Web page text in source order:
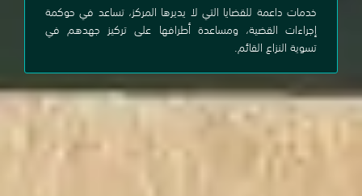
خدمات داعمة للقضايا التي لا يديرها المركز، تساعد في حوكمة
إجراءات القضية، ومساعدة أطرافها على تركيز جهدهم في
تسوية النزاع القائم.